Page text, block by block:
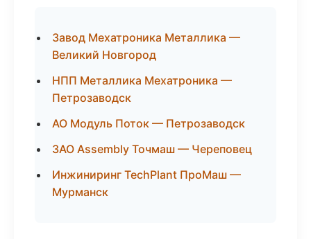
Завод Мехатроника Металлика —
Великий Новгород
НПП Металлика Мехатроника —
Петрозаводск
АО Модуль Поток — Петрозаводск
ЗАО Assembly Точмаш — Череповец
Инжиниринг TechPlant ПроМаш —
Мурманск